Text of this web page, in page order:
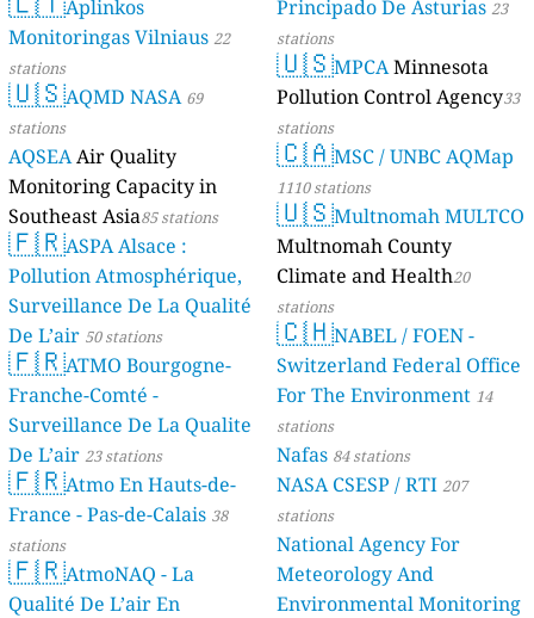
Aplinkos
Monitoringas Vilniaus 22
stations
🇺🇸AQMD NASA 69
stations
AQSEAAir Quality
Monitoring Capacity in
Southeast Asia85 stations
🇫🇷ASPA Alsace :
Pollution Atmosphérique,
Surveillance De La Qualité
De L’air 50 stations
🇫🇷ATMO Bourgogne-
Franche-Comté -
Surveillance De La Qualite
De L’air 23 stations
🇫🇷Atmo En Hauts-de-
France - Pas-de-Calais 38
stations
🇫🇷AtmoNAQ - La
Qualité De L’air En
Principado De Asturias 23
stations
🇺🇸MPCAMinnesota
Pollution Control Agency33
stations
🇨🇦MSC / UNBC AQMap
1110 stations
🇺🇸Multnomah MULTCO
Multnomah County
Climate and Health20
stations
🇨🇭NABEL / FOEN -
Switzerland Federal Office
For The Environment 14
stations
Nafas 84 stations
NASA CSESP / RTI 207
stations
National Agency For
Meteorology And
Environmental Monitoring